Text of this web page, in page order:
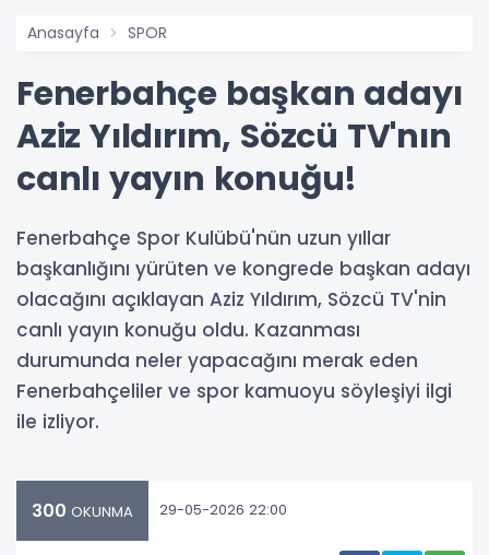
Anasayfa SPOR
Fenerbahçe başkan adayı
Aziz Yıldırım, Sözcü TV'nın
canlı yayın konuğu!
Fenerbahçe Spor Kulübü'nün uzun yıllar
başkanlığını yürüten ve kongrede başkan adayı
olacağını açıklayan Aziz Yıldırım, Sözcü TV'nin
canlı yayın konuğu oldu. Kazanması
durumunda neler yapacağını merak eden
Fenerbahçeliler ve spor kamuoyu söyleşiyi ilgi
ile izliyor.
300 OKUNMA 29-05-2026 22:00